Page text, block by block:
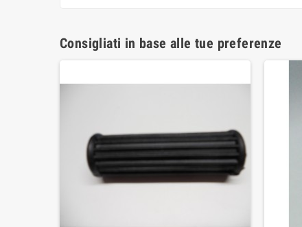
Consigliati in base alle tue preferenze